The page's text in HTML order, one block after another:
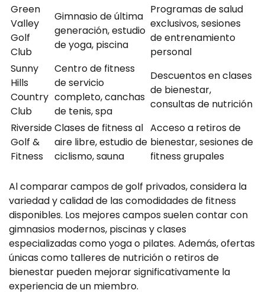
Green
Valley
Golf
Club
Gimnasio de última
generación, estudio
de yoga, piscina
Programas de salud
exclusivos, sesiones
de entrenamiento
personal
Sunny
Hills
Country
Club
Centro de fitness
de servicio
completo, canchas
de tenis, spa
Descuentos en clases
de bienestar,
consultas de nutrición
Riverside
Golf &
Fitness
Clases de fitness al
aire libre, estudio de
ciclismo, sauna
Acceso a retiros de
bienestar, sesiones de
fitness grupales
Al comparar campos de golf privados, considera la
variedad y calidad de las comodidades de fitness
disponibles. Los mejores campos suelen contar con
gimnasios modernos, piscinas y clases
especializadas como yoga o pilates. Además, ofertas
únicas como talleres de nutrición o retiros de
bienestar pueden mejorar significativamente la
experiencia de un miembro.